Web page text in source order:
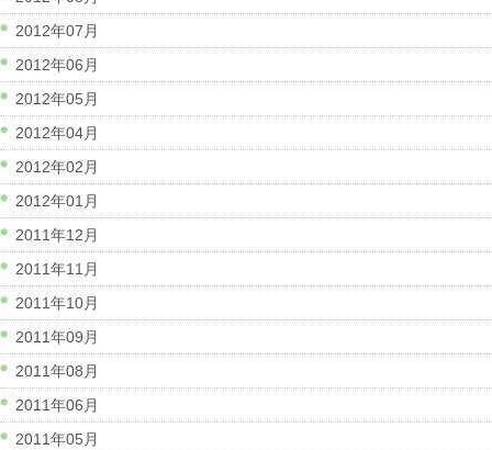
2012年07月
2012年06月
2012年05月
2012年04月
2012年02月
2012年01月
2011年12月
2011年11月
2011年10月
2011年09月
2011年08月
2011年06月
2011年05月